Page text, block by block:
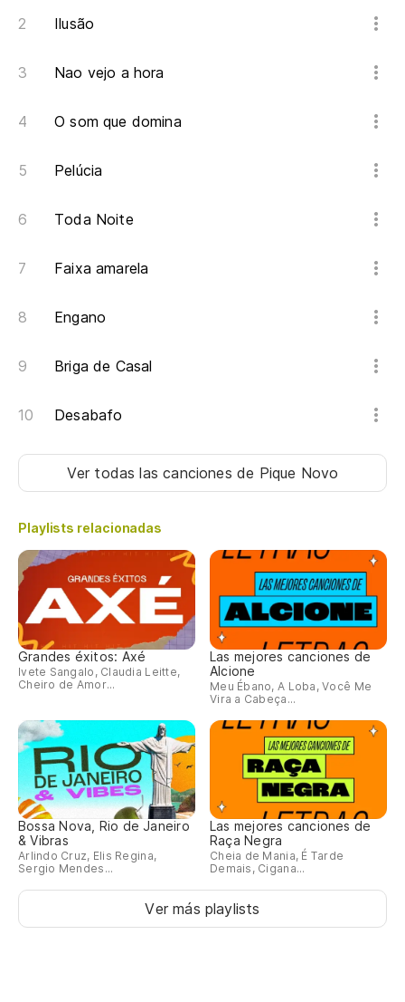
Ilusão
Nao vejo a hora
O som que domina
Pelúcia
Toda Noite
Faixa amarela
Engano
Briga de Casal
Desabafo
Ver todas las canciones de Pique Novo
Playlists relacionadas
Grandes éxitos: Axé
Ivete Sangalo, Claudia Leitte,
Cheiro de Amor...
Las mejores canciones de
Alcione
Meu Ébano, A Loba, Você Me
Vira a Cabeça...
Bossa Nova, Rio de Janeiro
& Vibras
Arlindo Cruz, Elis Regina,
Sergio Mendes...
Las mejores canciones de
Raça Negra
Cheia de Mania, É Tarde
Demais, Cigana...
Ver más playlists